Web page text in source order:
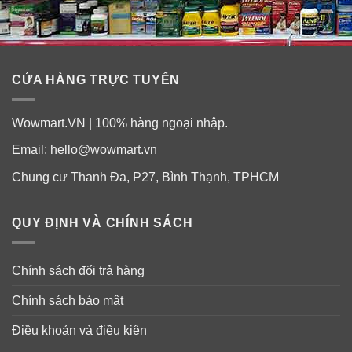
CỬA HÀNG TRỰC TUYẾN
Wowmart.VN | 100% hàng ngoại nhập.
Email: hello@wowmart.vn
Chung cư Thanh Đa, P27, Bình Thạnh, TPHCM
QUY ĐỊNH VÀ CHÍNH SÁCH
Chính sách đổi trả hàng
Chính sách bảo mật
Điều khoản và điều kiện